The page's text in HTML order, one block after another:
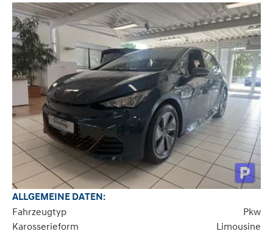
ALLGEMEINE DATEN:
Fahrzeugtyp
Pkw
Karosserieform
Limousine